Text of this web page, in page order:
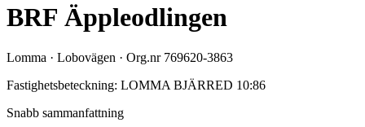
BRF Äppleodlingen
Lomma · Lobovägen · Org.nr 769620-3863
Fastighetsbeteckning: LOMMA BJÄRRED 10:86
Snabb sammanfattning